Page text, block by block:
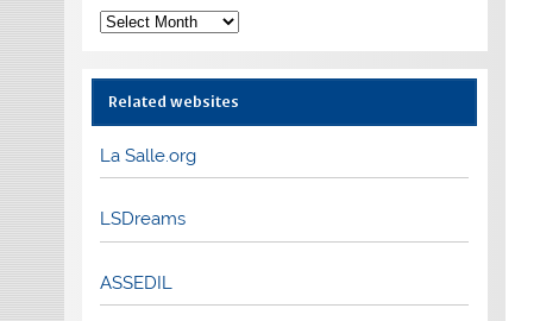
Archives
Related websites
La Salle.org
LSDreams
ASSEDIL